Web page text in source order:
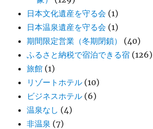
日本文化遺産を守る会 (1)
日本温泉遺産を守る会 (1)
期間限定営業（冬期閉鎖）
(40)
ふるさと納税で宿泊できる宿 (126)
旅館 (1)
リゾートホテル (10)
ビジネスホテル (6)
温泉なし (4)
非温泉 (7)